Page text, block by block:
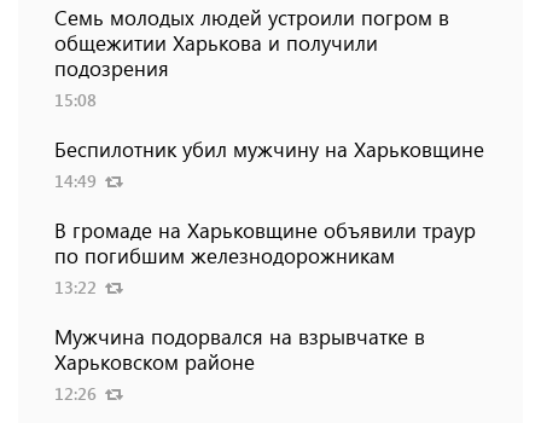
Семь молодых людей устроили погром в
общежитии Харькова и получили
подозрения
15:08
Беспилотник убил мужчину на Харьковщине
14:49
В громаде на Харьковщине объявили траур
по погибшим железнодорожникам
13:22
Мужчина подорвался на взрывчатке в
Харьковском районе
12:26